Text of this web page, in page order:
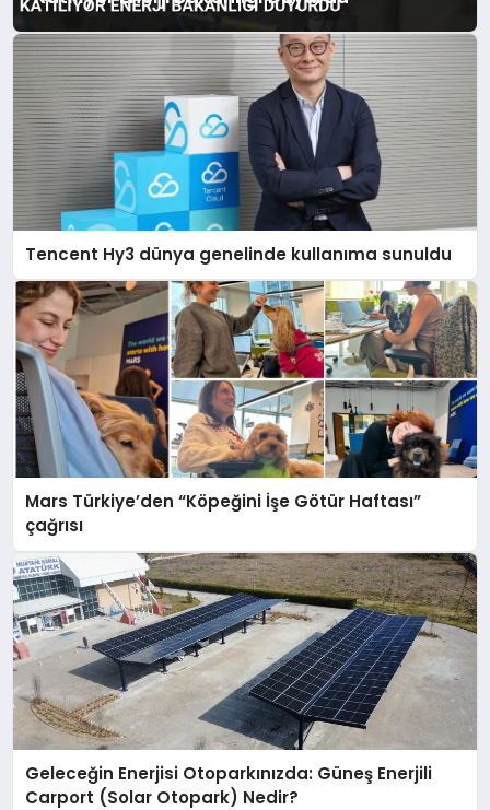
Tencent Hy3 dünya genelinde kullanıma sunuldu
Mars Türkiye’den “Köpeğini İşe Götür Haftası”
çağrısı
Geleceğin Enerjisi Otoparkınızda: Güneş Enerjili
Carport (Solar Otopark) Nedir?